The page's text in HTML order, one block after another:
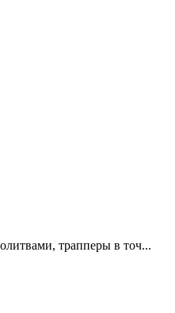
трапперы в точ...